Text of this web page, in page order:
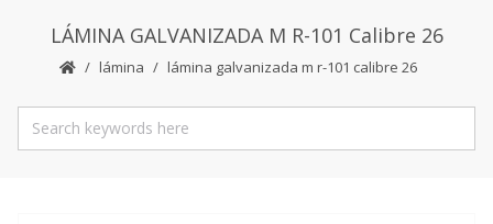
LÁMINA GALVANIZADA M R-101 Calibre 26
lámina lámina galvanizada m r-101 calibre 26